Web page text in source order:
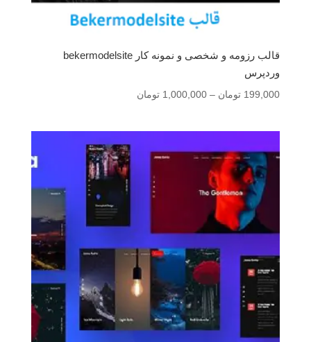
قالب رزومه و شخصی و نمونه کار bekermodelsite
وردپرس
199,000 تومان –
1,000,000 تومانمحدوده
1,000,000 تومان